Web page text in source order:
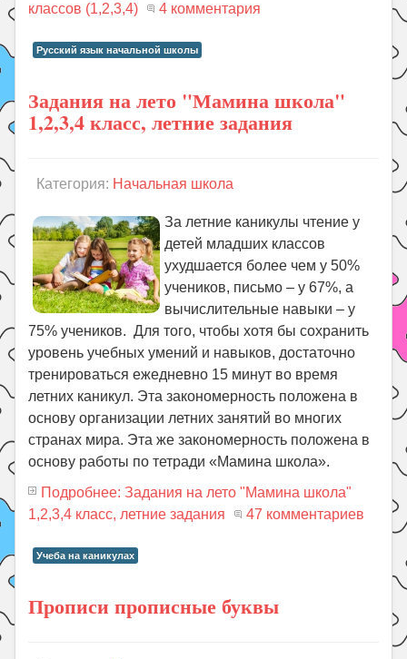
классов (1,2,3,4)
4 комментария
Русский язык начальной школы
Задания на лето "Мамина школа"
1,2,3,4 класс, летние задания
Категория: Начальная школа
За летние каникулы чтение у
детей младших классов
ухудшается более чем у 50%
учеников, письмо – у 67%, а
вычислительные навыки – у
75% учеников. Для того, чтобы хотя бы сохранить
уровень учебных умений и навыков, достаточно
тренироваться ежедневно 15 минут во время
летних каникул. Эта закономерность положена в
основу организации летних занятий во многих
странах мира. Эта же закономерность положена в
основу работы по тетради «Мамина школа».
Подробнее: Задания на лето "Мамина школа"
1,2,3,4 класс, летние задания
47 комментариев
Учеба на каникулах
Прописи прописные буквы